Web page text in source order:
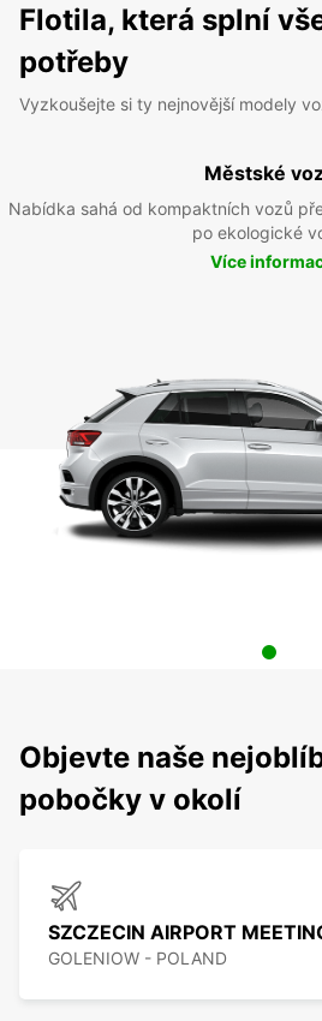
Flotila, která splní
potřeby
Vyzkoušejte si ty nejnovější modely
Městské
Nabídka sahá od kompaktních vozů
po ekologické
Více
Objevte naše
pobočky v okolí
SZCZECIN AIRPORT
GOLENIOW - POLAND